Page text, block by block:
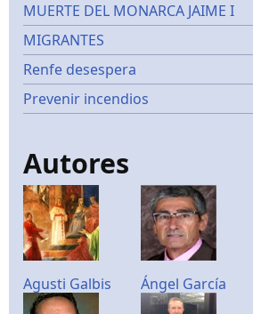
MUERTE DEL MONARCA JAIME I
MIGRANTES
Renfe desespera
Prevenir incendios
Autores
Agusti Galbis Ángel García